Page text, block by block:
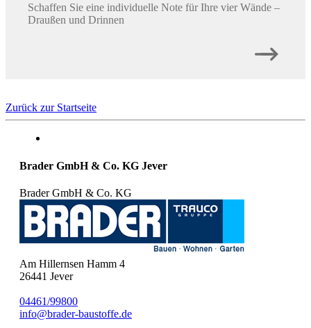
Schaffen Sie eine individuelle Note für Ihre vier Wände –
Draußen und Drinnen
Zurück zur Startseite
Brader GmbH & Co. KG Jever
Brader GmbH & Co. KG
Am Hillernsen Hamm 4
26441 Jever
04461/99800
info@brader-baustoffe.de